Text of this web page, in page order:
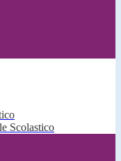
Scolastico